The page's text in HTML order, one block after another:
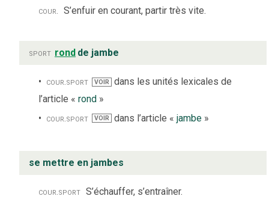
cour. S’enfuir en courant, partir très vite.
sport rond de jambe
cour.sport VOIR dans les unités lexicales de
l’article « rond »
cour. sport VOIR dans l’article « jambe»
se mettre en jambes
cour. sport S’échauffer, s’entraîner.